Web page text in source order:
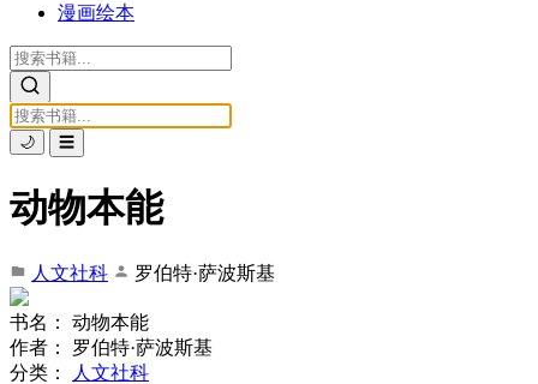
漫画绘本
🌙 ☰
动物本能
人文社科 罗伯特·萨波斯基
书名：
动物本能
作者：
罗伯特·萨波斯基
分类：
人文社科